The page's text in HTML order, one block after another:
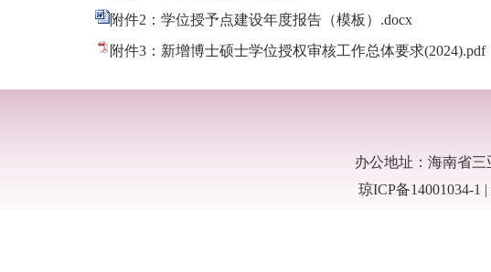
附件2：学位授予点建设年度报告（模板）.docx
附件3：新增博士硕士学位授权审核工作总体要求(2024).pdf
办公地址：海南省
琼ICP备14001034-1